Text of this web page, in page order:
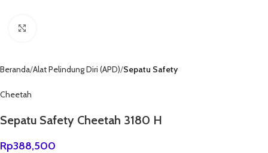
Beranda Alat Pelindung Diri (APD) Sepatu Safety
Cheetah
Sepatu Safety Cheetah 3180 H
Rp388,500